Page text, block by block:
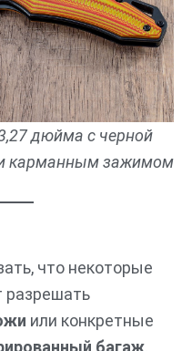
дюйма с черной
и карманным зажимом
что некоторые
разрешать
или конкретные
багаж,